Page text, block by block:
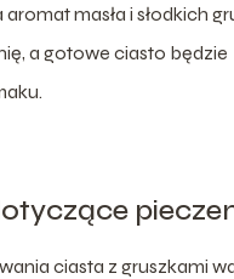
masła i słodkich
a gotowe ciasto będzie
ciasta z gruszkami